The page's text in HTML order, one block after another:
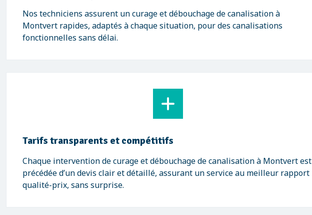
Nos techniciens assurent un curage et débouchage de canalisation à
Montvert rapides, adaptés à chaque situation, pour des canalisations
fonctionnelles sans délai.
Tarifs transparents et compétitifs
Chaque intervention de curage et débouchage de canalisation à Montvert est
précédée d’un devis clair et détaillé, assurant un service au meilleur rapport
qualité-prix, sans surprise.